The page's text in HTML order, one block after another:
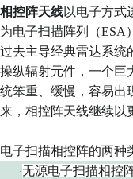
相控阵天线以电子方式
为电子扫描阵列（ESA
过去主导经典雷达系统
操纵辐射元件，一个巨
统笨重、缓慢，容易出
来，相控阵天线继续以
电子扫描相控阵的两种
·无源电子扫描相控